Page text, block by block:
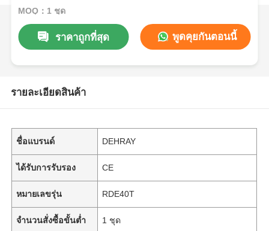
ยาวนาน
MOQ：1 ชุด
ราคาถูกที่สุด พูดคุยกันตอนนี้
รายละเอียดสินค้า
ชื่อแบรนด์ DEHRAY
ได้รับการรับรอง CE
หมายเลขรุ่น RDE40T
จำนวนสั่งซื้อขั้นต่ำ 1 ชุด